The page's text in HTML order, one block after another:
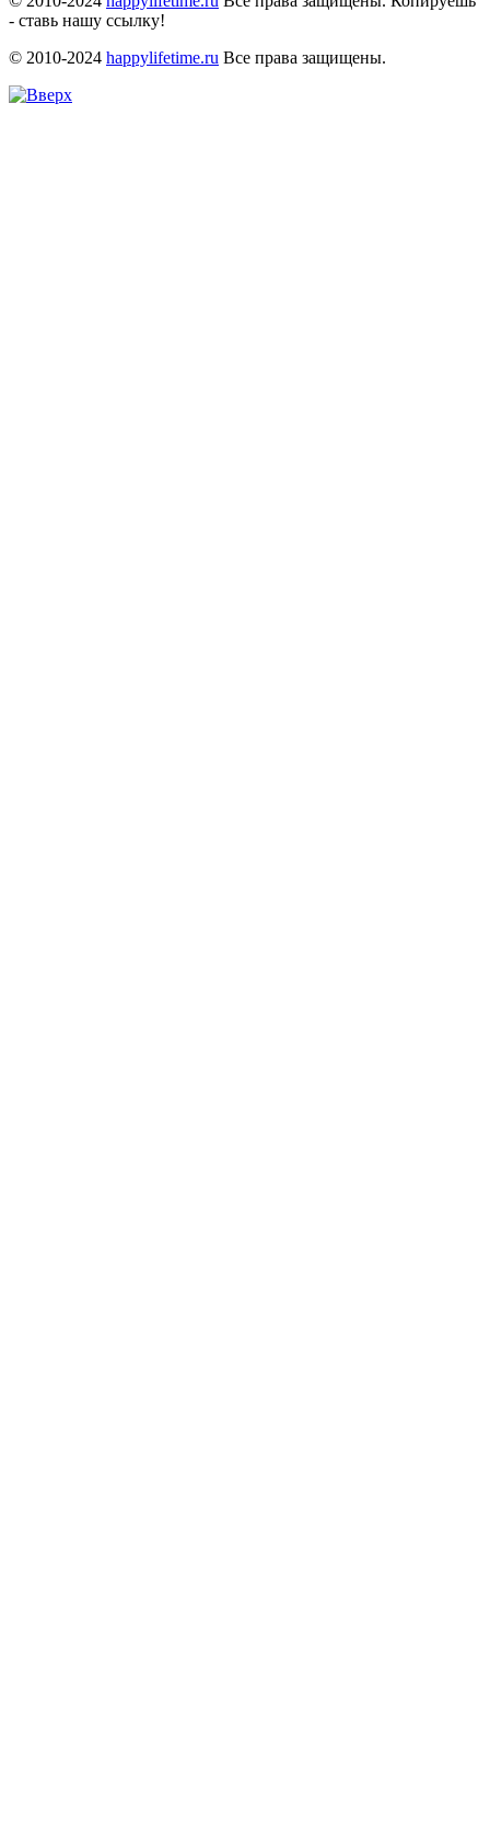
- ставь нашу ссылку!
© 2010-2024 happylifetime.ru Все права защищены.